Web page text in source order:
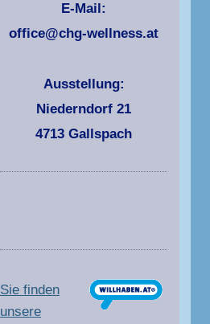
E-Mail:
office@chg-wellness.at
Ausstellung:
Niederndorf 21
4713 Gallspach
Sie finden
unsere